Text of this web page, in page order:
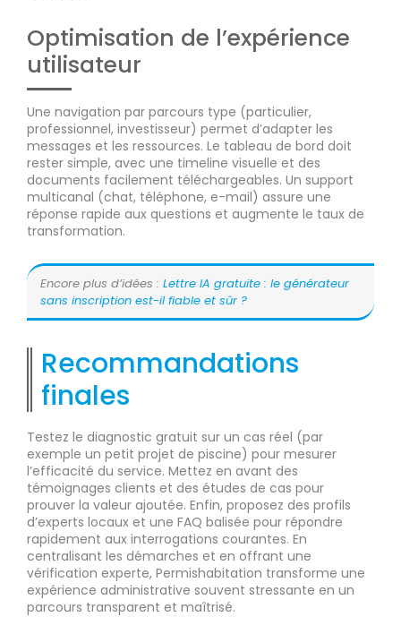
Optimisation de l’expérience
utilisateur
Une navigation par parcours type (particulier,
professionnel, investisseur) permet d’adapter les
messages et les ressources. Le tableau de bord doit
rester simple, avec une timeline visuelle et des
documents facilement téléchargeables. Un support
multicanal (chat, téléphone, e-mail) assure une
réponse rapide aux questions et augmente le taux de
transformation.
Encore plus d’idées : Lettre IA gratuite : le générateur
sans inscription est-il fiable et sûr ?
Recommandations
finales
Testez le diagnostic gratuit sur un cas réel (par
exemple un petit projet de piscine) pour mesurer
l’efficacité du service. Mettez en avant des
témoignages clients et des études de cas pour
prouver la valeur ajoutée. Enfin, proposez des profils
d’experts locaux et une FAQ balisée pour répondre
rapidement aux interrogations courantes. En
centralisant les démarches et en offrant une
vérification experte, Permishabitation transforme une
expérience administrative souvent stressante en un
parcours transparent et maîtrisé.